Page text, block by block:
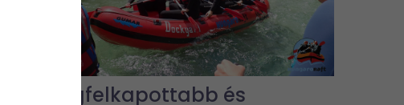
A legfelkapottabb és